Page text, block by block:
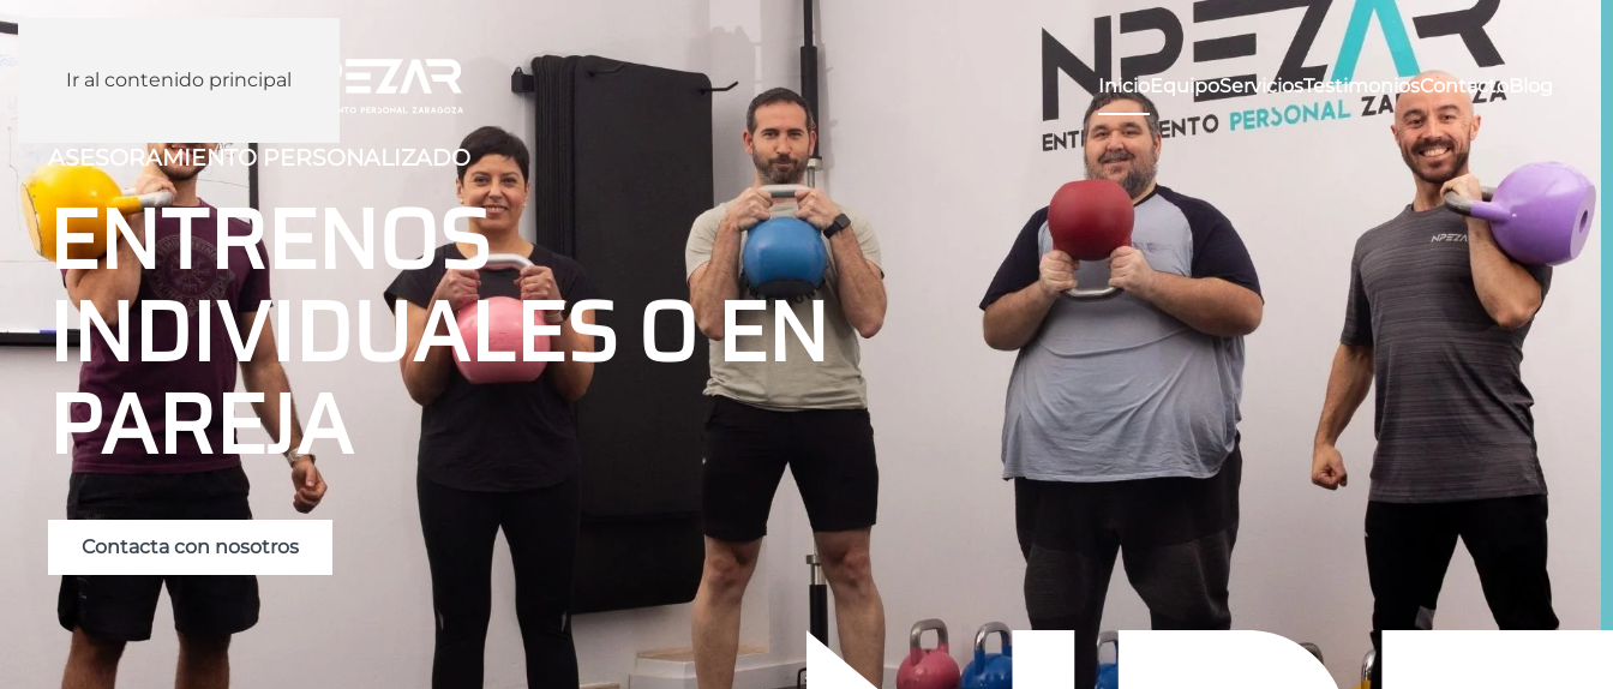
Ir al contenido principal InicioEquipoServiciosTestimoniosContacto
ASESORAMIENTO PERSONALIZADO
ENTRENOS
INDIVIDUALES O EN
PAREJA
Contacta con nosotros